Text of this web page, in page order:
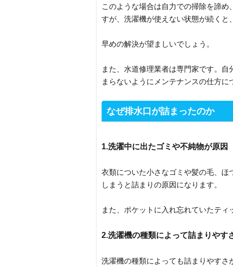
このような場合は自力での掃除を諦
すが、洗濯機が使えない状態が続くと
早めの解決が望ましいでしょう。
また、水道修理業者は専門家です。
まらないようにメンテナンスの仕方に
なぜ排水口が詰まったのか
1.洗濯中に出たゴミや不純物が原因
衣類についた小さなゴミや髪の毛、ほ
しまうと詰まりの原因になります。
また、ポケットに入れ忘れていたティ
2.洗濯機の種類によって詰まりやす
洗濯機の種類によっても詰まりやすさ